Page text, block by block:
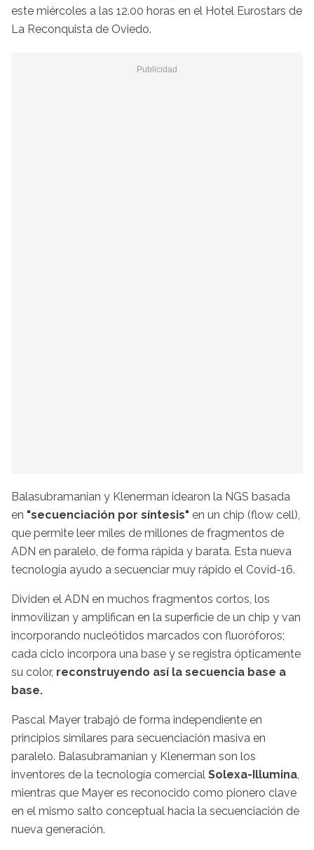
este miércoles a las 12.00 horas en el Hotel Eurostars de
La Reconquista de Oviedo.
Balasubramanian y Klenerman idearon la NGS basada
en "secuenciación por síntesis" en un chip (flow cell),
que permite leer miles de millones de fragmentos de
ADN en paralelo, de forma rápida y barata. Esta nueva
tecnología ayudo a secuenciar muy rápido el Covid-16.
Dividen el ADN en muchos fragmentos cortos, los
inmovilizan y amplifican en la superficie de un chip y van
incorporando nucleótidos marcados con fluoróforos;
cada ciclo incorpora una base y se registra ópticamente
su color, reconstruyendo así la secuencia base a
base.
Pascal Mayer trabajó de forma independiente en
principios similares para secuenciación masiva en
paralelo. Balasubramanian y Klenerman son los
inventores de la tecnología comercial Solexa-Illumina,
mientras que Mayer es reconocido como pionero clave
en el mismo salto conceptual hacia la secuenciación de
nueva generación.